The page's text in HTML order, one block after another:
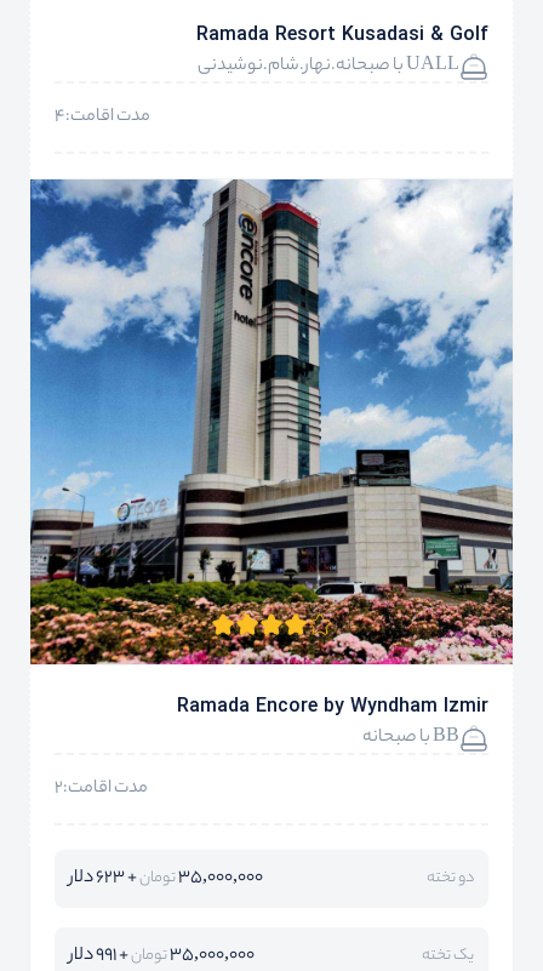
Ramada Resort Kusadasi & Golf
UALL با صبحانه.نهار.شام.نوشیدنی
مدت اقامت:4
Ramada Encore by Wyndham Izmir
BB با صبحانه
مدت اقامت:2
دو تخته 35,000,000تومان+ 623 دلار
یک تخته 35,000,000تومان+ 991 دلار